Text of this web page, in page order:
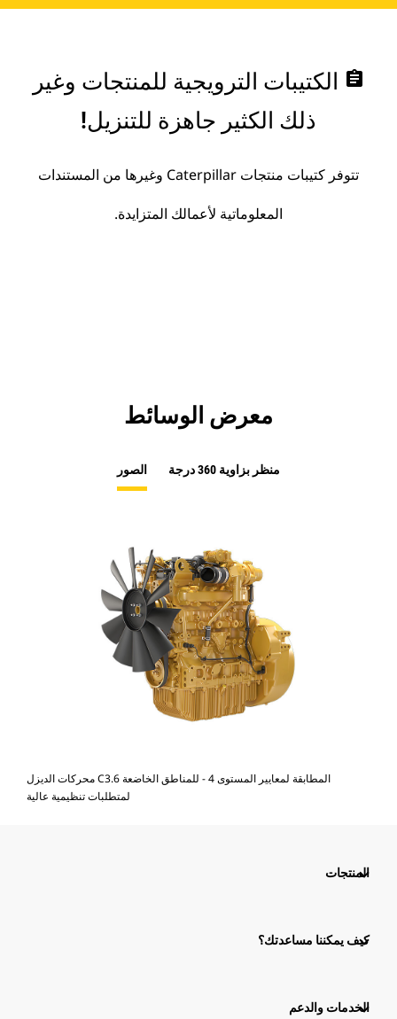
assignment الكتيبات الترويجية للمنتجات وغير
ذلك الكثير جاهزة للتنزيل!
تتوفر كتيبات منتجات Caterpillar وغيرها من المستندات
المعلوماتية لأعمالك المتزايدة.
معرض الوسائط
الصور منظر بزاوية 360 درجة
محركات الديزل C3.6 المطابقة لمعايير المستوى 4 - للمناطق الخاضعة
لمتطلبات تنظيمية عالية
المنتجات
كيف يمكننا مساعدتك؟
الخدمات والدعم